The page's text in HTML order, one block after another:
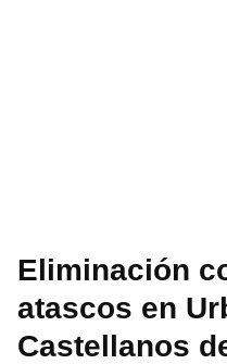
Eliminación
atascos en
Castellanos